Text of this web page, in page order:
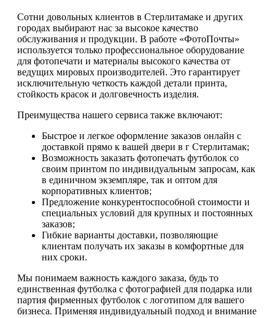
Сотни довольных клиентов в Стерлитамаке и других
городах выбирают нас за высокое качество
обслуживания и продукции. В работе «ФотоПочты»
используется только профессиональное оборудование
для фотопечати и материалы высокого качества от
ведущих мировых производителей. Это гарантирует
исключительную четкость каждой детали принта,
стойкость красок и долговечность изделия.
Преимущества нашего сервиса также включают:
Быстрое и легкое оформление заказов онлайн с
доставкой прямо к вашей двери в г Стерлитамак;
Возможность заказать фотопечать футболок со
своим принтом по индивидуальным запросам, как
в единичном экземпляре, так и оптом для
корпоративных клиентов;
Предложение конкурентоспособной стоимости и
специальных условий для крупных и постоянных
заказов;
Гибкие варианты доставки, позволяющие
клиентам получать их заказы в комфортные для
них сроки.
Мы понимаем важность каждого заказа, будь то
единственная футболка с фотографией для подарка или
партия фирменных футболок с логотипом для вашего
бизнеса. Применяя индивидуальный подход и внимание